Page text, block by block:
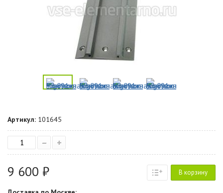
Артикул: 101645
– +
9 600 ₽ В корзину